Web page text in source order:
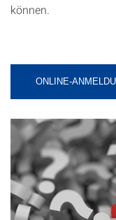
können.
ONLINE-